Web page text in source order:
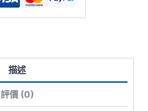
描述
評價 (0)